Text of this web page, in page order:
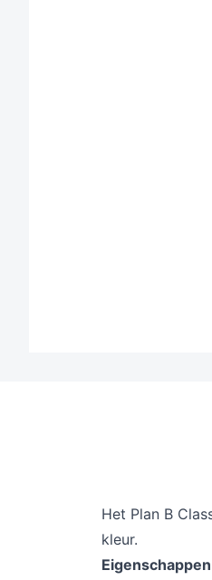
Het Plan B
kleur.
Eigenschappen